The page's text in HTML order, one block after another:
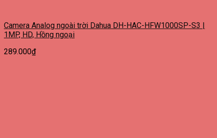
Camera Analog ngoài trời Dahua DH-HAC-HFW1000SP-S3 |
1MP, HD, Hồng ngoại
289.000₫